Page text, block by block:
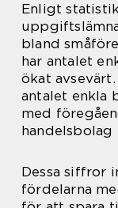
Enligt
bland
har antalet
ökat
antalet enkla
med
handelsbolag
Dessa siffror
fördelarna